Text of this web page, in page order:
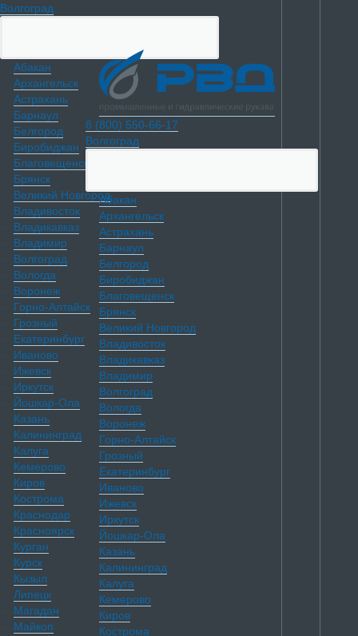
Волгоград
Абакан
Архангельск
Астрахань
Барнаул
Белгород
Биробиджан
Благовещенск
Брянск
Великий Новгород
Владивосток
Владикавказ
Владимир
Волгоград
Вологда
Воронеж
Горно-Алтайск
Грозный
Екатеринбург
Иваново
Ижевск
Иркутск
Йошкар-Ола
Казань
Калининград
Калуга
Кемерово
Киров
Кострома
Краснодар
Красноярск
Курган
Курск
Кызыл
Липецк
Магадан
Майкоп
8 (800) 550-66-17
Волгоград
Абакан
Архангельск
Астрахань
Барнаул
Белгород
Биробиджан
Благовещенск
Брянск
Великий Новгород
Владивосток
Владикавказ
Владимир
Волгоград
Вологда
Воронеж
Горно-Алтайск
Грозный
Екатеринбург
Иваново
Ижевск
Иркутск
Йошкар-Ола
Казань
Калининград
Калуга
Кемерово
Киров
Кострома